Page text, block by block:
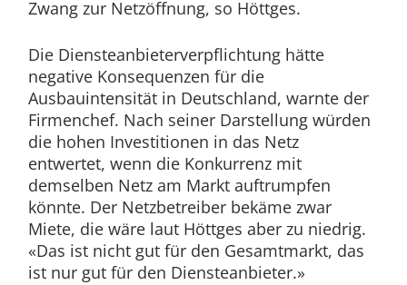
Zwang zur Netzöffnung, so Höttges.
Die Diensteanbieterverpflichtung hätte
negative Konsequenzen für die
Ausbauintensität in Deutschland, warnte der
Firmenchef. Nach seiner Darstellung würden
die hohen Investitionen in das Netz
entwertet, wenn die Konkurrenz mit
demselben Netz am Markt auftrumpfen
könnte. Der Netzbetreiber bekäme zwar
Miete, die wäre laut Höttges aber zu niedrig.
«Das ist nicht gut für den Gesamtmarkt, das
ist nur gut für den Diensteanbieter.»